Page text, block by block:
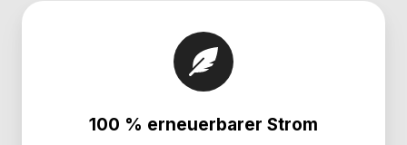
100 % erneuerbarer Strom